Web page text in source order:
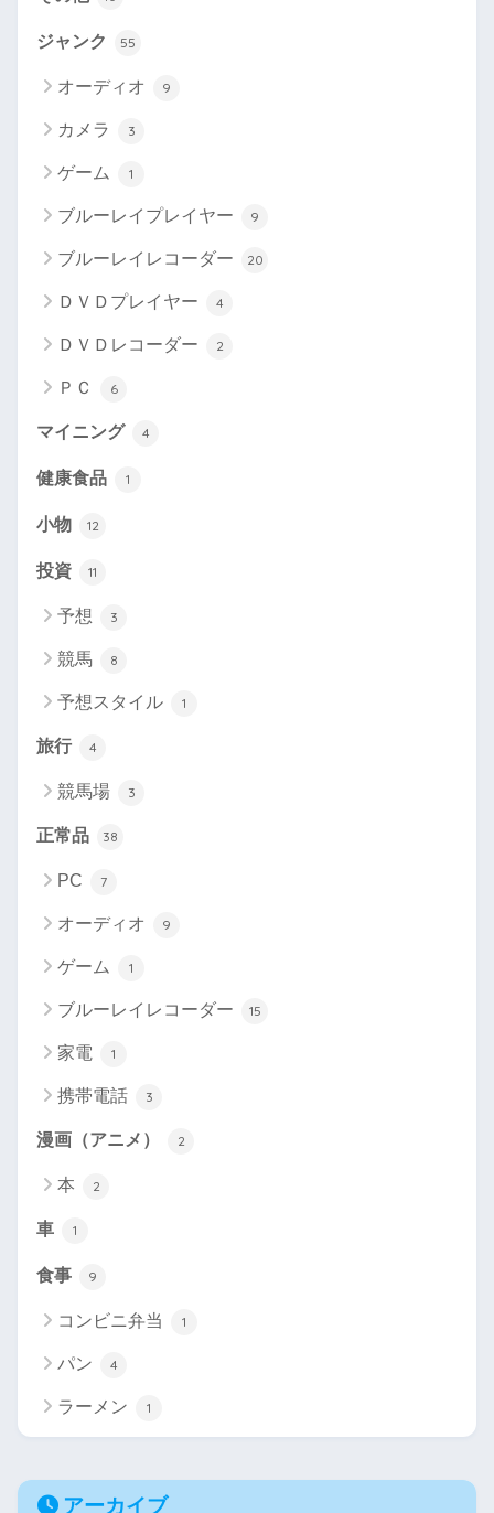
ジャンク 55
オーディオ 9
カメラ 3
ゲーム 1
ブルーレイプレイヤー 9
ブルーレイレコーダー 20
ＤＶＤプレイヤー 4
ＤＶＤレコーダー 2
ＰＣ 6
マイニング 4
健康食品 1
小物 12
投資 11
予想 3
競馬 8
予想スタイル 1
旅行 4
競馬場 3
正常品 38
PC 7
オーディオ 9
ゲーム 1
ブルーレイレコーダー 15
家電 1
携帯電話 3
漫画（アニメ） 2
本 2
車 1
食事 9
コンビニ弁当 1
パン 4
ラーメン 1
アーカイブ